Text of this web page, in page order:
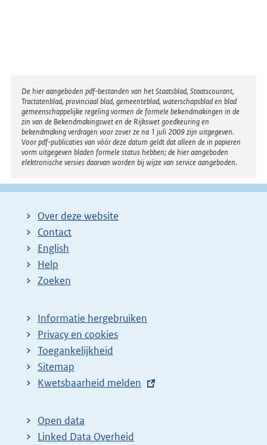
Disclaimer
De hier aangeboden pdf-bestanden van het Staatsblad, Staatscourant,
Tractatenblad, provinciaal blad, gemeenteblad, waterschapsblad en blad
gemeenschappelijke regeling vormen de formele bekendmakingen in de
zin van de Bekendmakingswet en de Rijkswet goedkeuring en
bekendmaking verdragen voor zover ze na 1 juli 2009 zijn uitgegeven.
Voor pdf-publicaties van vóór deze datum geldt dat alleen de in papieren
vorm uitgegeven bladen formele status hebben; de hier aangeboden
elektronische versies daarvan worden bij wijze van service aangeboden.
Over deze website
Contact
English
Help
Zoeken
Informatie hergebruiken
Privacy en cookies
Toegankelijkheid
Sitemap
E
t
e
Kwetsbaarheid melden
Open data
Linked Data Overheid